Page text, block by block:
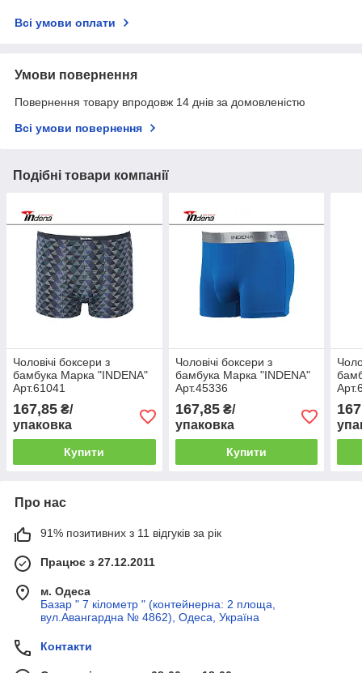
Всі умови оплати
Умови повернення
Повернення товару впродовж 14 днів за домовленістю
Всі умови повернення
Подібні товари компанії
Чоловічі боксери з
бамбука Марка "INDENA"
Арт.61041
167,85 ₴/
упаковка
Купити
Чоловічі боксери з
бамбука Марка "INDENA"
Арт.45336
167,85₴/
упаковка
Купити
Про нас
91% позитивних з 11 відгуків за рік
Працює з 27.12.2011
м. Одеса
Базар " 7 кілометр " (контейнерна: 2 площа,
вул.Авангардна № 4862), Одеса, Україна
Контакти